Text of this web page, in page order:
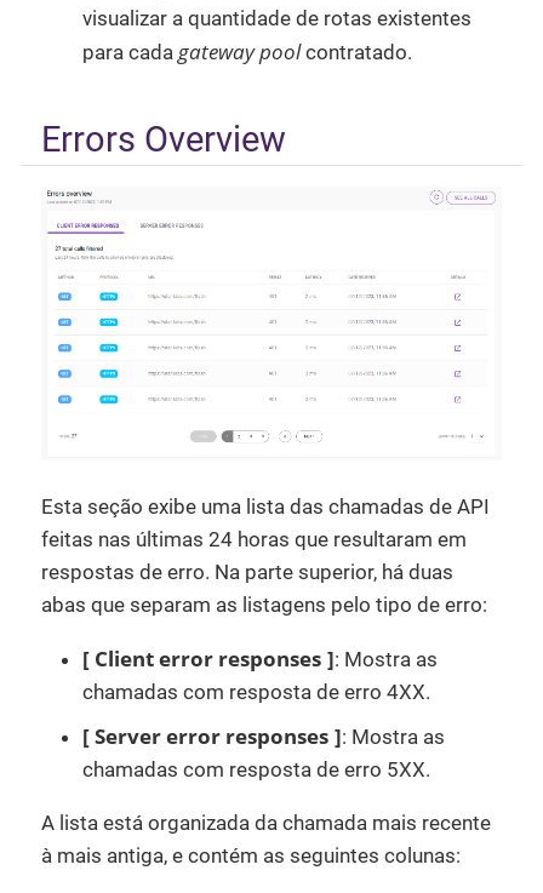
visualizar a quantidade de rotas existentes
para cada gateway poolcontratado.
Errors Overview
Esta seção exibe uma lista das chamadas de API
feitas nas últimas 24 horas que resultaram em
respostas de erro. Na parte superior, há duas
abas que separam as listagens pelo tipo de erro:
Client error responses : Mostra as
chamadas com resposta de erro 4XX.
Server error responses : Mostra as
chamadas com resposta de erro 5XX.
A lista está organizada da chamada mais recente
à mais antiga, e contém as seguintes colunas: